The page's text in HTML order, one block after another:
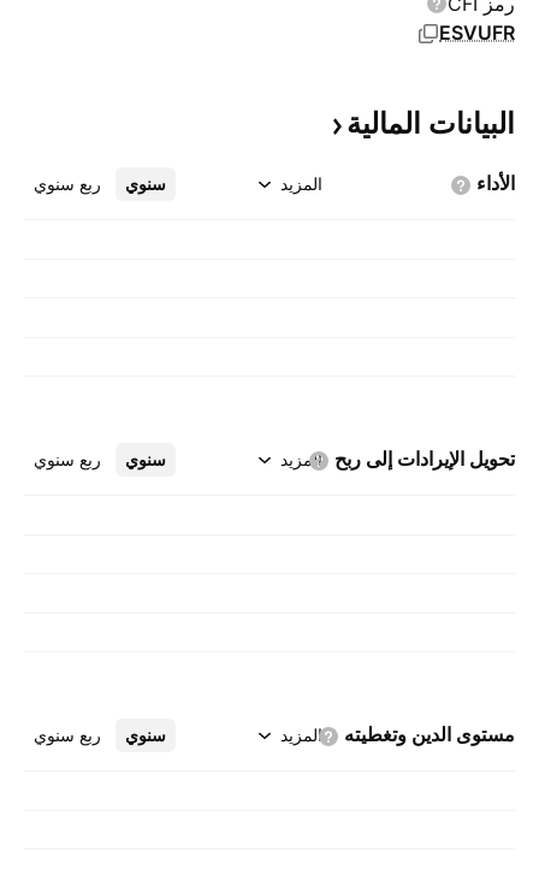
ESVUFR
البيانات المالية
الأداء سنوي ربع سنوي المزيد
تحويل الإيرادات إلى ربح سنوي ربع سنوي المزيد
مستوى الدين وتغطيته سنوي ربع سنوي المزيد